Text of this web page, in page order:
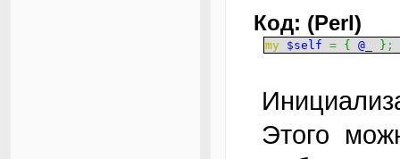
Код: (Perl)
my $self = { @_ } ;
Этого можно не делать или предварительно